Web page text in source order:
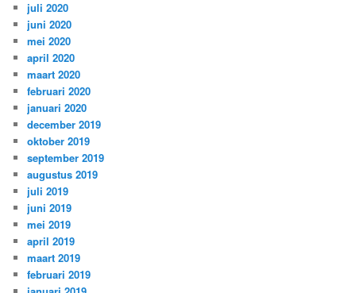
juli 2020
juni 2020
mei 2020
april 2020
maart 2020
februari 2020
januari 2020
december 2019
oktober 2019
september 2019
augustus 2019
juli 2019
juni 2019
mei 2019
april 2019
maart 2019
februari 2019